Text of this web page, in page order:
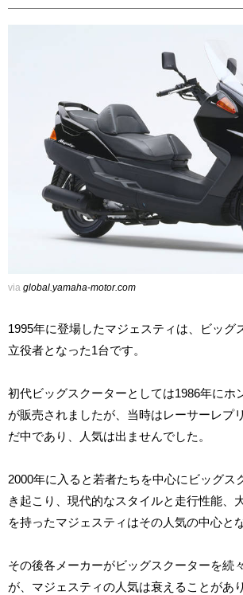
via global.yamaha-motor.com
1995年に登場したマジェスティは、ビッグ
立役者となった1台です。
初代ビッグスクーターとしては1986年にホ
が販売されましたが、当時はレーサーレプ
だ中であり、人気は出ませんでした。
2000年に入ると若者たちを中心にビッグス
き起こり、現代的なスタイルと走行性能、
を持ったマジェスティはその人気の中心と
その後各メーカーがビッグスクーターを続
が、マジェスティの人気は衰えることがあ